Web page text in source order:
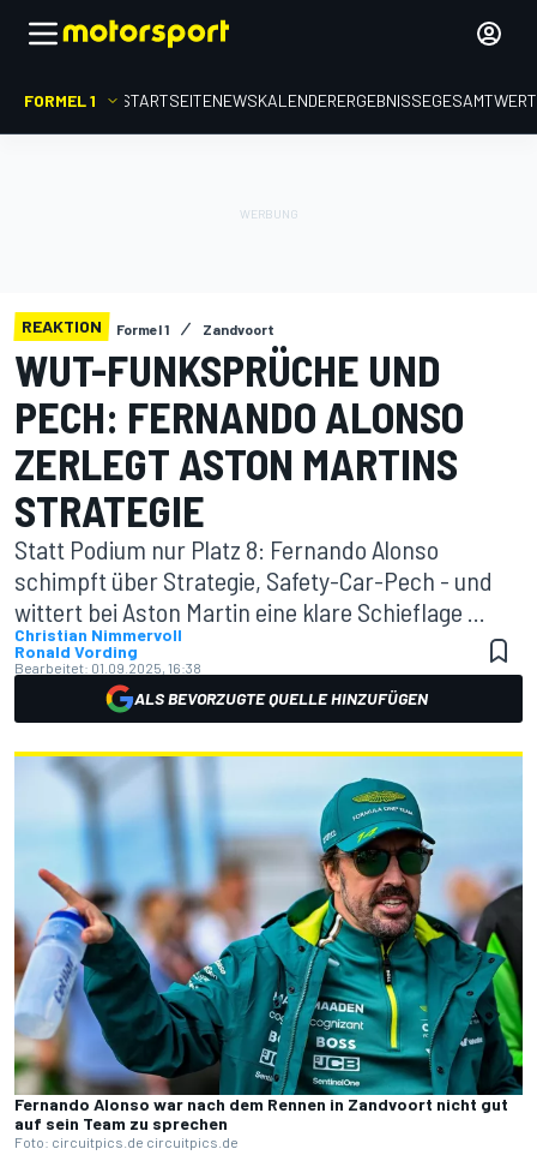
FORMEL 1 STARTSEITENEWSKALENDERERGEBNISSE
REAKTION Formel 1 Zandvoort
WUT-FUNKSPRÜCHE UND
PECH: FERNANDO ALONSO
ZERLEGT ASTON MARTINS
STRATEGIE
Statt Podium nur Platz 8: Fernando Alonso
schimpft über Strategie, Safety-Car-Pech - und
wittert bei Aston Martin eine klare Schieflage ...
Christian Nimmervoll
Ronald Vording
Bearbeitet: 01.09.2025, 16:38
ALS BEVORZUGTE QUELLE HINZUFÜGEN
Fernando Alonso war nach dem Rennen in Zandvoort nicht gut
auf sein Team zu sprechen
Foto: circuitpics.de circuitpics.de